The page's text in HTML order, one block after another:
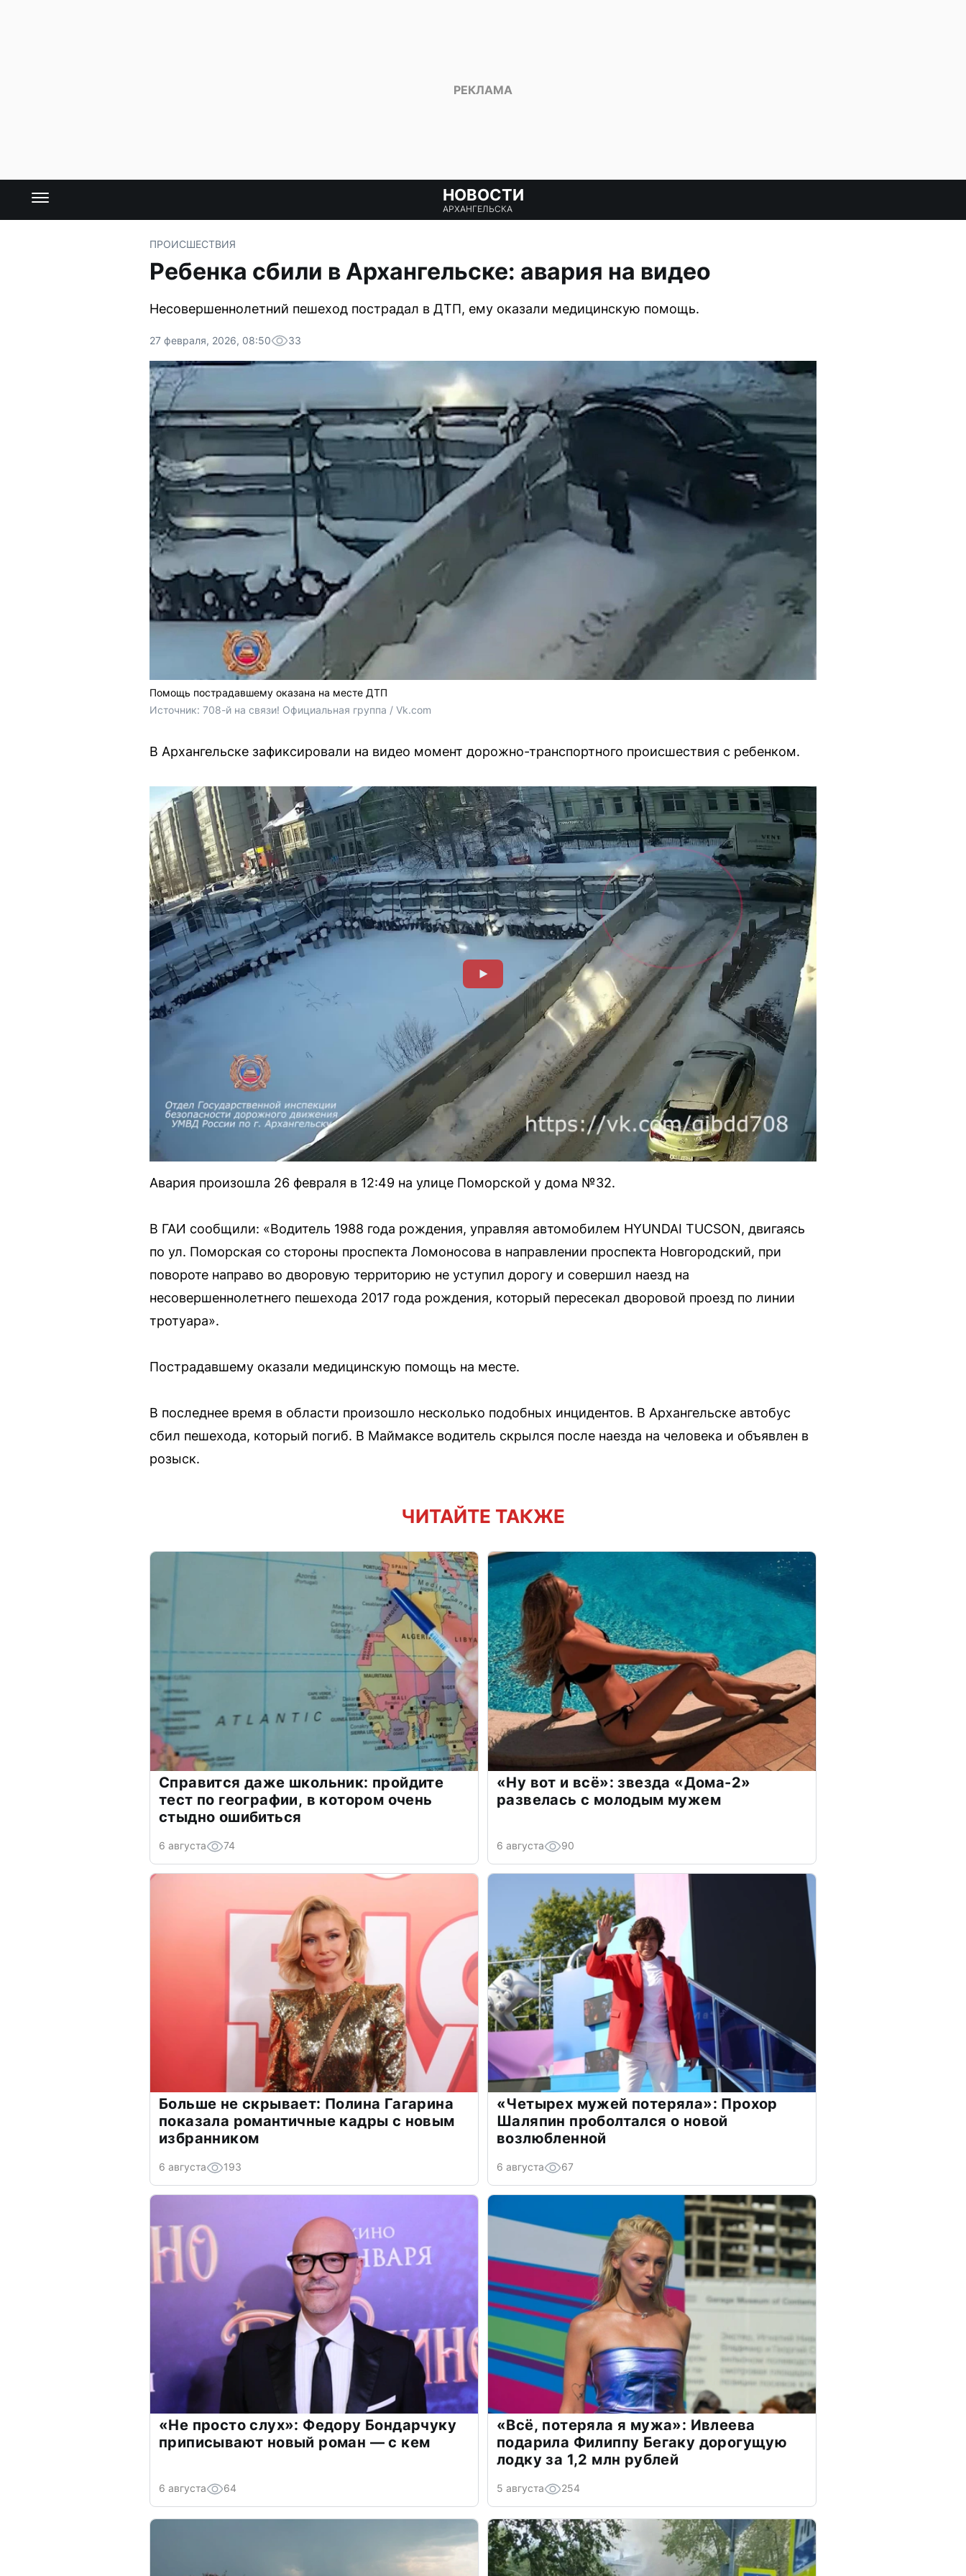
НОВОСТИ
АРХАНГЕЛЬСКА
ПРОИСШЕСТВИЯ
Ребенка сбили в Архангельске: авария на видео
Несовершеннолетний пешеход пострадал в ДТП, ему оказали медицинскую помощь.
27 февраля, 2026, 08:50 33
Помощь пострадавшему оказана на месте ДТП
Источник: 708-й на связи! Официальная группа / Vk.com
В Архангельске зафиксировали на видео момент дорожно-транспортного происшествия с ребенком.
Авария произошла 26 февраля в 12:49 на улице Поморской у дома №32.
В ГАИ сообщили: «Водитель 1988 года рождения, управляя автомобилем HYUNDAI TUCSON, двигаясь
по ул. Поморская со стороны проспекта Ломоносова в направлении проспекта Новгородский, при
повороте направо во дворовую территорию не уступил дорогу и совершил наезд на
несовершеннолетнего пешехода 2017 года рождения, который пересекал дворовой проезд по линии
тротуара».
Пострадавшему оказали медицинскую помощь на месте.
В последнее время в области произошло несколько подобных инцидентов. В Архангельске автобус
сбил пешехода, который погиб. В Маймаксе водитель скрылся после наезда на человека и объявлен в
розыск.
ЧИТАЙТЕ ТАКЖЕ
Справится даже школьник: пройдите
тест по географии, в котором очень
стыдно ошибиться
6 августа 74
«Ну вот и всё»: звезда «Дома-2»
развелась с молодым мужем
6 августа 90
Больше не скрывает: Полина Гагарина
показала романтичные кадры с новым
избранником
6 августа 193
«Четырех мужей потеряла»: Прохор
Шаляпин проболтался о новой
возлюбленной
6 августа 67
«Не просто слух»: Федору Бондарчуку
приписывают новый роман — с кем
6 августа 64
«Всё, потеряла я мужа»: Ивлеева
подарила Филиппу Бегаку дорогущую
лодку за 1,2 млн рублей
5 августа 254